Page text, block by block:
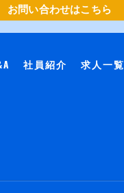
お問い合わせはこちら
社員紹介
求人一覧